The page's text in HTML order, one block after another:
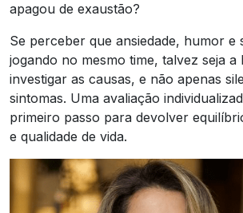
apagou de exaustão?
Se perceber que ansiedade, humor e
jogando no mesmo time, talvez seja a
investigar as causas, e não apenas
sintomas. Uma avaliação
primeiro passo para devolver
e qualidade de vida.